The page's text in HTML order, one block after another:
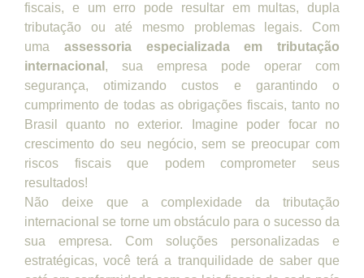
fiscais, e um erro pode resultar em multas, dupla
tributação ou até mesmo problemas legais. Com
uma assessoria especializada em tributação
internacional , sua empresa pode operar com
segurança, otimizando custos e garantindo o
cumprimento de todas as obrigações fiscais, tanto no
Brasil quanto no exterior. Imagine poder focar no
crescimento do seu negócio, sem se preocupar com
riscos fiscais que podem comprometer seus
resultados!
Não deixe que a complexidade da tributação
internacional se torne um obstáculo para o sucesso da
sua empresa. Com soluções personalizadas e
estratégicas, você terá a tranquilidade de saber que